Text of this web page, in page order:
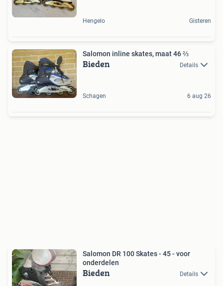
Hengelo Gisteren
Salomon inline skates, maat 46 ⅔
Bieden Details
Schagen 6 aug 26
Salomon DR 100 Skates - 45 - voor
onderdelen
Bieden Details